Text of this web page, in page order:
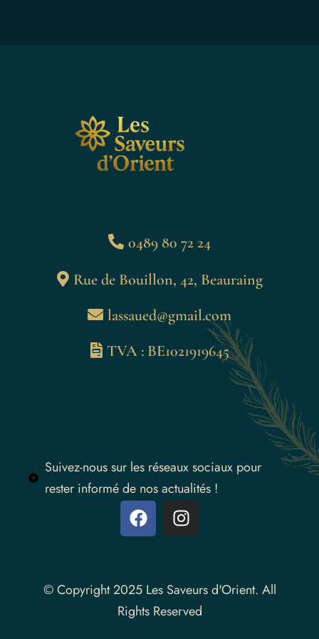
0489 80 72 24
Rue de Bouillon, 42, Beauraing
lassaued@gmail.com
TVA : BE1021919645
Suivez-nous sur les réseaux sociaux pour
rester informé de nos actualités !
© Copyright 2025 Les Saveurs d'Orient. All
Rights Reserved